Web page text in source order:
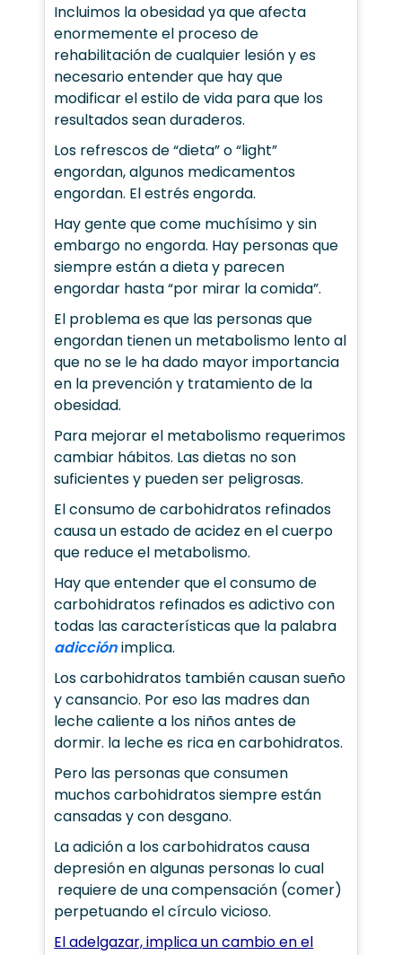
Incluimos la obesidad ya que afecta
enormemente el proceso de
rehabilitación de cualquier lesión y es
necesario entender que hay que
modificar el estilo de vida para que los
resultados sean duraderos.
Los refrescos de “dieta” o “light”
engordan, algunos medicamentos
engordan. El estrés engorda.
Hay gente que come muchísimo y sin
embargo no engorda. Hay personas que
siempre están a dieta y parecen
engordar hasta “por mirar la comida”.
El problema es que las personas que
engordan tienen un metabolismo lento al
que no se le ha dado mayor importancia
en la prevención y tratamiento de la
obesidad.
Para mejorar el metabolismo requerimos
cambiar hábitos. Las dietas no son
suficientes y pueden ser peligrosas.
El consumo de carbohidratos refinados
causa un estado de acidez en el cuerpo
que reduce el metabolismo.
Hay que entender que el consumo de
carbohidratos refinados es adictivo con
todas las características que la palabra
adicciónimplica.
Los carbohidratos también causan sueño
y cansancio. Por eso las madres dan
leche caliente a los niños antes de
dormir. la leche es rica en carbohidratos.
Pero las personas que consumen
muchos carbohidratos siempre están
cansadas y con desgano.
La adición a los carbohidratos causa
depresión en algunas personas lo cual
requiere de una compensación (comer)
perpetuando el círculo vicioso.
El adelgazar, implica un cambio en el